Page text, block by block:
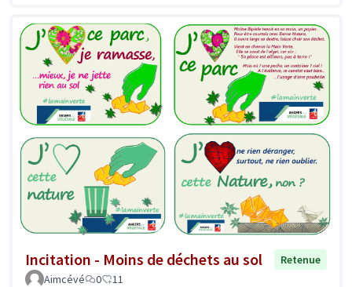
Incitation - Moins de déchets au sol
Retenue
Aimcévé
0 11